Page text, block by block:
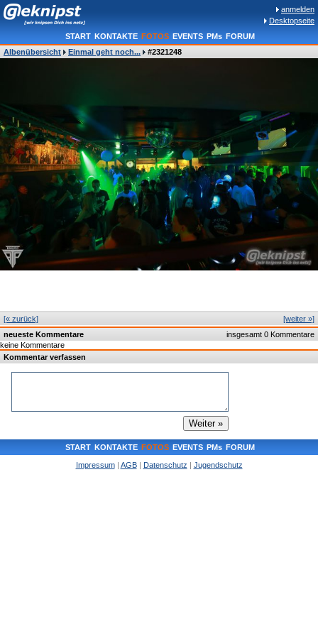
anmelden
Desktopseite
START KONTAKTE FOTOS EVENTS PMs FORUM
Albenübersicht
Einmal geht noch... #2321248
[weiter »]
[« zurück]
insgesamt 0 Kommentare
neueste Kommentare
keine Kommentare
Kommentar verfassen
START KONTAKTE FOTOS EVENTS PMs FORUM
Impressum| AGB| Datenschutz | Jugendschutz